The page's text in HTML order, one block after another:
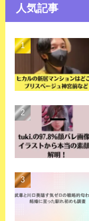
人気記事